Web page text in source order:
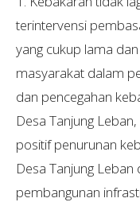
terintervensi
yang cukup lama
masyarakat dalam
dan pencegahan
Desa Tanjung
positif penurunan
Desa Tanjung Leban
pembangunan